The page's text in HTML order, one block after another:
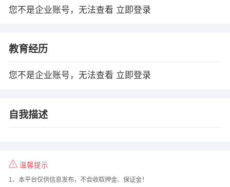
您不是企业账号，无法查看 立即登录
教育经历
您不是企业账号，无法查看 立即登录
自我描述
温馨提示
1、本平台仅供信息发布，不会收取押金、保证金！